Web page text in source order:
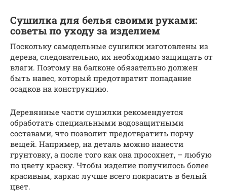
Сушилка для белья своими руками:
советы по уходу за изделием
Поскольку самодельные сушилки изготовлены из
дерева, следовательно, их необходимо защищать от
влаги. Поэтому на балконе обязательно должен
быть навес, который предотвратит попадание
осадков на конструкцию.
Деревянные части сушилки рекомендуется
обработать специальными водозащитными
составами, что позволит предотвратить порчу
вещей. Например, на деталь можно нанести
грунтовку, а после того как она просохнет, – любую
по цвету краску. Чтобы изделие получилось более
красивым, каркас лучше всего покрасить в белый
цвет.